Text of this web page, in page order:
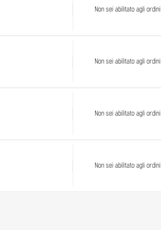
Non sei abilitato agli ordini
Non sei abilitato agli ordini
Non sei abilitato agli ordini
Non sei abilitato agli ordini